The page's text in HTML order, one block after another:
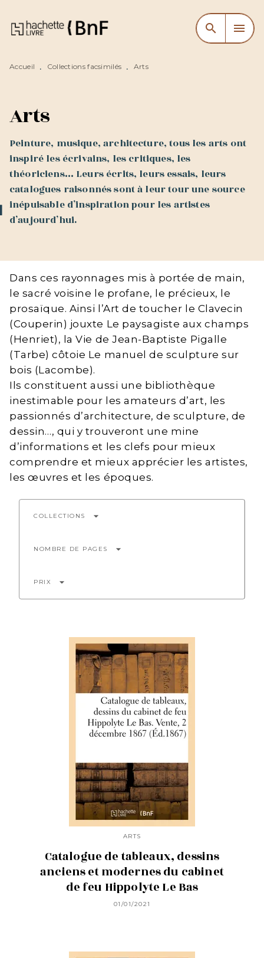
MENU RECHERCHE
CONTENU
search menu
Accueil • Collections facsimilés • Arts
Arts
Peinture, musique, architecture, tous les arts ont
inspiré les écrivains, les critiques, les
théoriciens… Leurs écrits, leurs essais, leurs
catalogues raisonnés sont à leur tour une source
inépuisable d’inspiration pour les artistes
d’aujourd’hui.
Dans ces rayonnages mis à portée de main,
le sacré voisine le profane, le précieux, le
prosaïque. Ainsi l’Art de toucher le Clavecin
(Couperin) jouxte Le paysagiste aux champs
(Henriet), la Vie de Jean-Baptiste Pigalle
(Tarbe) côtoie Le manuel de sculpture sur
bois (Lacombe).
Ils constituent aussi une bibliothèque
inestimable pour les amateurs d’art, les
passionnés d’architecture, de sculpture, de
dessin…, qui y trouveront une mine
d’informations et les clefs pour mieux
comprendre et mieux apprécier les artistes,
les œuvres et les époques.
COLLECTIONS arrow_drop_down
NOMBRE DE PAGES arrow_drop_down
PRIX arrow_drop_down
ARTS
Catalogue de tableaux, dessins
anciens et modernes du cabinet
de feu Hippolyte Le Bas
01/01/2021